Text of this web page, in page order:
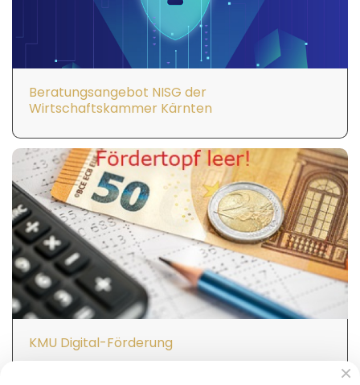
Beratungsangebot NISG der
Wirtschaftskammer Kärnten
KMU Digital-Förderung
×